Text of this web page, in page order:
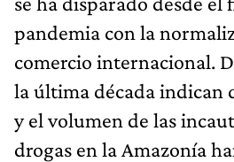
pandemia con la
comercio internacional.
la última década indican
y el volumen de las
drogas en la Amazonía